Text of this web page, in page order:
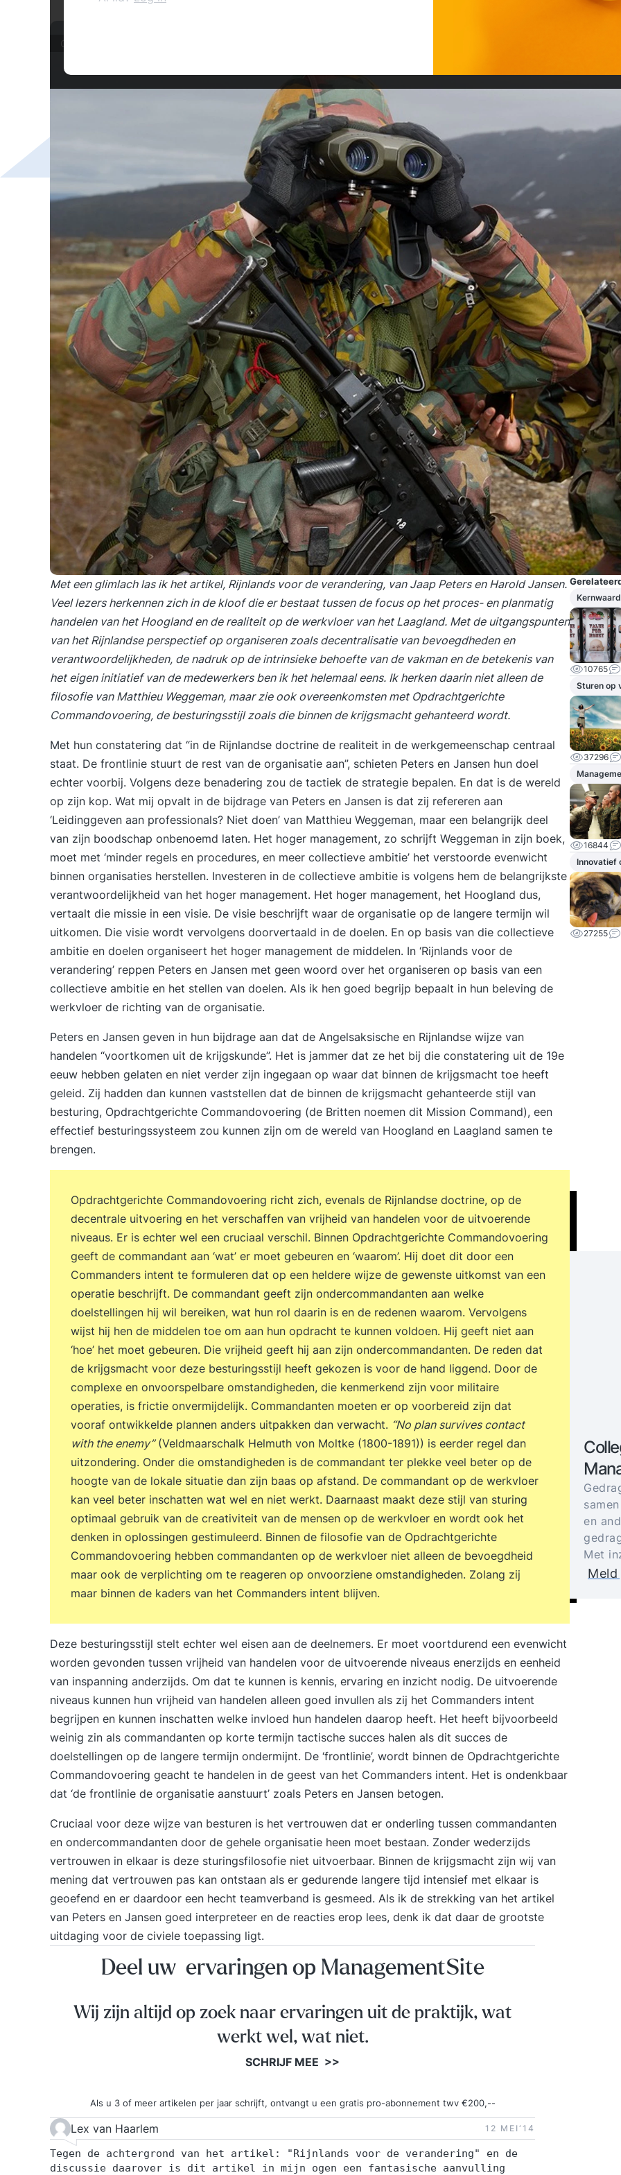
Columns
Met een glimlach las ik het artikel, Rijnlands voor de verandering, van Jaap Peters en Harold Jansen.
Veel lezers herkennen zich in de kloof die er bestaat tussen de focus op het proces- en planmatig
handelen van het Hoogland en de realiteit op de werkvloer van het Laagland. Met de uitgangspunten
van het Rijnlandse perspectief op organiseren zoals decentralisatie van bevoegdheden en
verantwoordelijkheden, de nadruk op de intrinsieke behoefte van de vakman en de betekenis van
het eigen initiatief van de medewerkers ben ik het helemaal eens. Ik herken daarin niet alleen de
filosofie van Matthieu Weggeman, maar zie ook overeenkomsten met Opdrachtgerichte
Commandovoering, de besturingsstijl zoals die binnen de krijgsmacht gehanteerd wordt.
Met hun constatering dat “in de Rijnlandse doctrine de realiteit in de werkgemeenschap centraal
staat. De frontlinie stuurt de rest van de organisatie aan”, schieten Peters en Jansen hun doel
echter voorbij. Volgens deze benadering zou de tactiek de strategie bepalen. En dat is de wereld
op zijn kop. Wat mij opvalt in de bijdrage van Peters en Jansen is dat zij refereren aan
‘Leidinggeven aan professionals? Niet doen’ van Matthieu Weggeman, maar een belangrijk deel
van zijn boodschap onbenoemd laten. Het hoger management, zo schrijft Weggeman in zijn boek,
moet met ‘minder regels en procedures, en meer collectieve ambitie’ het verstoorde evenwicht
binnen organisaties herstellen. Investeren in de collectieve ambitie is volgens hem de belangrijkste
verantwoordelijkheid van het hoger management. Het hoger management, het Hoogland dus,
vertaalt die missie in een visie. De visie beschrijft waar de organisatie op de langere termijn wil
uitkomen. Die visie wordt vervolgens doorvertaald in de doelen. En op basis van die collectieve
ambitie en doelen organiseert het hoger management de middelen. In ‘Rijnlands voor de
verandering’ reppen Peters en Jansen met geen woord over het organiseren op basis van een
collectieve ambitie en het stellen van doelen. Als ik hen goed begrijp bepaalt in hun beleving de
werkvloer de richting van de organisatie.
Peters en Jansen geven in hun bijdrage aan dat de Angelsaksische en Rijnlandse wijze van
handelen “voortkomen uit de krijgskunde”. Het is jammer dat ze het bij die constatering uit de 19e
eeuw hebben gelaten en niet verder zijn ingegaan op waar dat binnen de krijgsmacht toe heeft
geleid. Zij hadden dan kunnen vaststellen dat de binnen de krijgsmacht gehanteerde stijl van
besturing, Opdrachtgerichte Commandovoering (de Britten noemen dit Mission Command), een
effectief besturingssysteem zou kunnen zijn om de wereld van Hoogland en Laagland samen te
brengen.
Opdrachtgerichte Commandovoering richt zich, evenals de Rijnlandse doctrine, op de
decentrale uitvoering en het verschaffen van vrijheid van handelen voor de uitvoerende
niveaus. Er is echter wel een cruciaal verschil. Binnen Opdrachtgerichte Commandovoering
geeft de commandant aan ‘wat’ er moet gebeuren en ‘waarom’. Hij doet dit door een
Commanders intent te formuleren dat op een heldere wijze de gewenste uitkomst van een
operatie beschrijft. De commandant geeft zijn ondercommandanten aan welke
doelstellingen hij wil bereiken, wat hun rol daarin is en de redenen waarom. Vervolgens
wijst hij hen de middelen toe om aan hun opdracht te kunnen voldoen. Hij geeft niet aan
‘hoe’ het moet gebeuren. Die vrijheid geeft hij aan zijn ondercommandanten. De reden dat
de krijgsmacht voor deze besturingsstijl heeft gekozen is voor de hand liggend. Door de
complexe en onvoorspelbare omstandigheden, die kenmerkend zijn voor militaire
operaties, is frictie onvermijdelijk. Commandanten moeten er op voorbereid zijn dat
vooraf ontwikkelde plannen anders uitpakken dan verwacht. “No plan survives contact
with the enemy”(Veldmaarschalk Helmuth von Moltke (1800-1891)) is eerder regel dan
uitzondering. Onder die omstandigheden is de commandant ter plekke veel beter op de
hoogte van de lokale situatie dan zijn baas op afstand. De commandant op de werkvloer
kan veel beter inschatten wat wel en niet werkt. Daarnaast maakt deze stijl van sturing
optimaal gebruik van de creativiteit van de mensen op de werkvloer en wordt ook het
denken in oplossingen gestimuleerd. Binnen de filosofie van de Opdrachtgerichte
Commandovoering hebben commandanten op de werkvloer niet alleen de bevoegdheid
maar ook de verplichting om te reageren op onvoorziene omstandigheden. Zolang zij
maar binnen de kaders van het Commanders intent blijven.
Deze besturingsstijl stelt echter wel eisen aan de deelnemers. Er moet voortdurend een evenwicht
worden gevonden tussen vrijheid van handelen voor de uitvoerende niveaus enerzijds en eenheid
van inspanning anderzijds. Om dat te kunnen is kennis, ervaring en inzicht nodig. De uitvoerende
niveaus kunnen hun vrijheid van handelen alleen goed invullen als zij het Commanders intent
begrijpen en kunnen inschatten welke invloed hun handelen daarop heeft. Het heeft bijvoorbeeld
weinig zin als commandanten op korte termijn tactische succes halen als dit succes de
doelstellingen op de langere termijn ondermijnt. De ‘frontlinie’, wordt binnen de Opdrachtgerichte
Commandovoering geacht te handelen in de geest van het Commanders intent. Het is ondenkbaar
dat ‘de frontlinie de organisatie aanstuurt’ zoals Peters en Jansen betogen.
Cruciaal voor deze wijze van besturen is het vertrouwen dat er onderling tussen commandanten
en ondercommandanten door de gehele organisatie heen moet bestaan. Zonder wederzijds
vertrouwen in elkaar is deze sturingsfilosofie niet uitvoerbaar. Binnen de krijgsmacht zijn wij van
mening dat vertrouwen pas kan ontstaan als er gedurende langere tijd intensief met elkaar is
geoefend en er daardoor een hecht teamverband is gesmeed. Als ik de strekking van het artikel
van Peters en Jansen goed interpreteer en de reacties erop lees, denk ik dat daar de grootste
uitdaging voor de civiele toepassing ligt.
10765
Sturen op
37296
16844
Innovatief
27255
en
Met
Meld
Deel uw ervaringen op ManagementSite
Wij zijn altijd op zoek naar ervaringen uit de praktijk, wat
werkt wel, wat niet.
SCHRIJF MEE >>
Als u 3 of meer artikelen per jaar schrijft, ontvangt u een gratis pro-abonnement twv €200,--
Lex van Haarlem 12 MEI‘14
Tegen de achtergrond van het artikel: "Rijnlands voor de verandering" en de
discussie daarover is dit artikel in mijn ogen een fantasische aanvulling